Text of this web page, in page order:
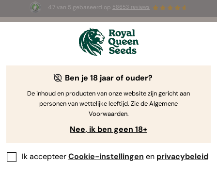
4.7 van 5 gebaseerd op 58653 reviews
1+1 GRATIS- Tijdelijke aanbieding
2d 16h 45m 07s
The RQS Blog
Cannabis Lifestyle Blogs
Ben je 18 jaar of ouder?
De inhoud en producten van onze website zijn gericht aan
personen van wettelijke leeftijd. Zie de Algemene
Voorwaarden.
Nee, ik ben geen 18+
Ik accepteerCookie-instellingen en privacybeleid